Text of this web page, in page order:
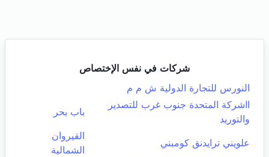
شركات في نفس الإختصاص
النورس للتجارة الدولية ش م م
ااشركة المتحدة جنوب غرب للتصدير
والتوريد
باب بحر
علويني ترايدنق كومبني
القيروان
الشمالية